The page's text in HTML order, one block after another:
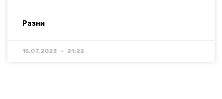
Разни
15.07.2023 21:22